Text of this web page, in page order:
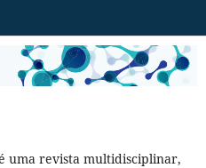
uma revista multidisciplinar,